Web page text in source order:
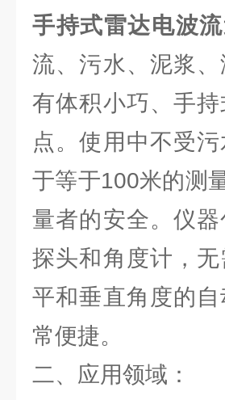
手持式雷达电波
流、污水、泥浆
有体积小巧、手
点。使用中不受
于等于100米的测
量者的安全。仪
探头和角度计，
平和垂直角度的
常便捷。
二、应用领域：